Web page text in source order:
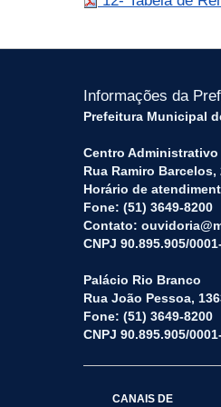
Informações da
Prefeitura Municipal
Centro Administrativo
Rua Ramiro Barcelos,
Horário de
Fone: (51) 3649-8200
Contato:
CNPJ 90.895.905/
Palácio Rio Branco
Rua João Pessoa,
Fone: (51) 3649-8200
CNPJ 90.895.905/
CANAIS DE